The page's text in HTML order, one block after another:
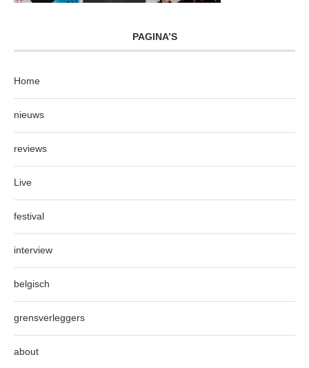
PAGINA’S
Home
nieuws
reviews
Live
festival
interview
belgisch
grensverleggers
about